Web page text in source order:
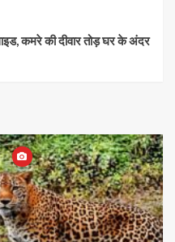
कमरे की दीवार तोड़ घर के अंदर